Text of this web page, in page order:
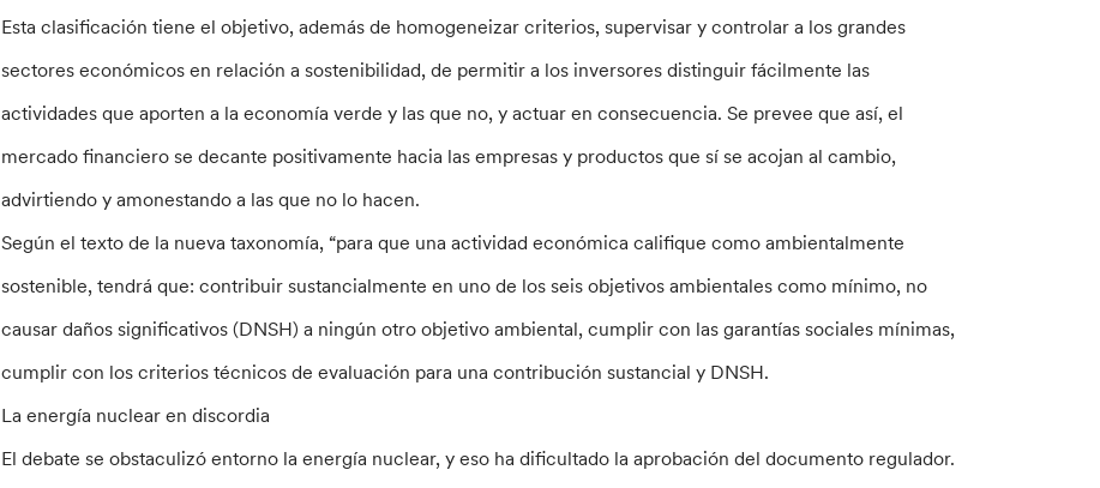
Esta clasificación tiene el objetivo, además de homogeneizar criterios, supervisar y controlar a los grandes
sectores económicos en relación a sostenibilidad, de permitir a los inversores distinguir fácilmente las
actividades que aporten a la economía verde y las que no, y actuar en consecuencia. Se prevee que así, el
mercado financiero se decante positivamente hacia las empresas y productos que sí se acojan al cambio,
advirtiendo y amonestando a las que no lo hacen.
Según el texto de la nueva taxonomía, “para que una actividad económica califique como ambientalmente
sostenible, tendrá que: contribuir sustancialmente en uno de los seis objetivos ambientales como mínimo, no
causar daños significativos (DNSH) a ningún otro objetivo ambiental, cumplir con las garantías sociales mínimas,
cumplir con los criterios técnicos de evaluación para una contribución sustancial y DNSH.
La energía nuclear en discordia
El debate se obstaculizó entorno la energía nuclear, y eso ha dificultado la aprobación del documento regulador.